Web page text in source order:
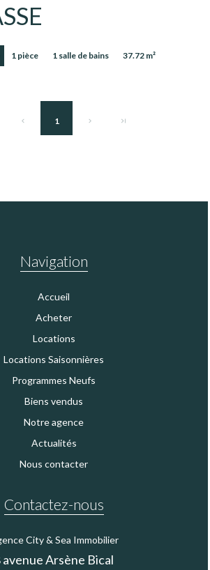
1 pièce 1 salle de bains 37.72 m²
1
Navigation
Accueil
Acheter
Locations
Locations Saisonnières
Programmes Neufs
Biens vendus
Notre agence
Actualités
Nous contacter
Contactez-nous
City & Sea Immobilier
avenue Arsène Bical